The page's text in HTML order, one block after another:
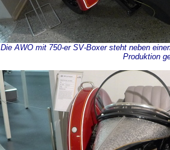
Die AWO mit 750-er SV-Boxer steht neben
Produktion